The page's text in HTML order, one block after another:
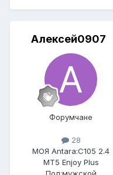
Алексей0907
Форумчане
28
МОЯ Antara:C105 2.4
MT5 Enjoy Plus